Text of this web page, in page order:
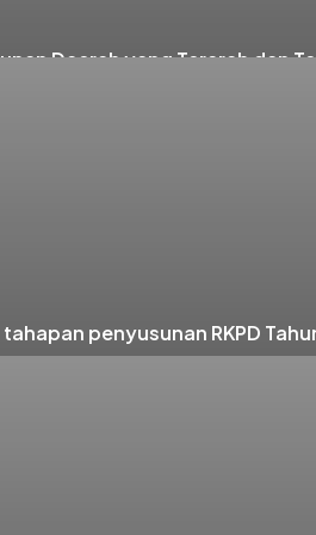
Daerah yang Terarah dan
penyusunan RKPD